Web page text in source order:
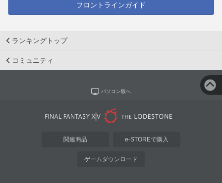
フロントラインガイド
ランキングトップ
コミュニティ
パソコン版へ
関連商品 e-STOREで購入
ゲームダウンロード